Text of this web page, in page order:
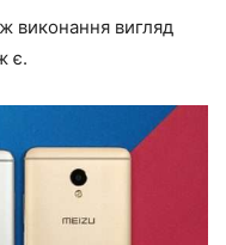
виконання вигляд
є.